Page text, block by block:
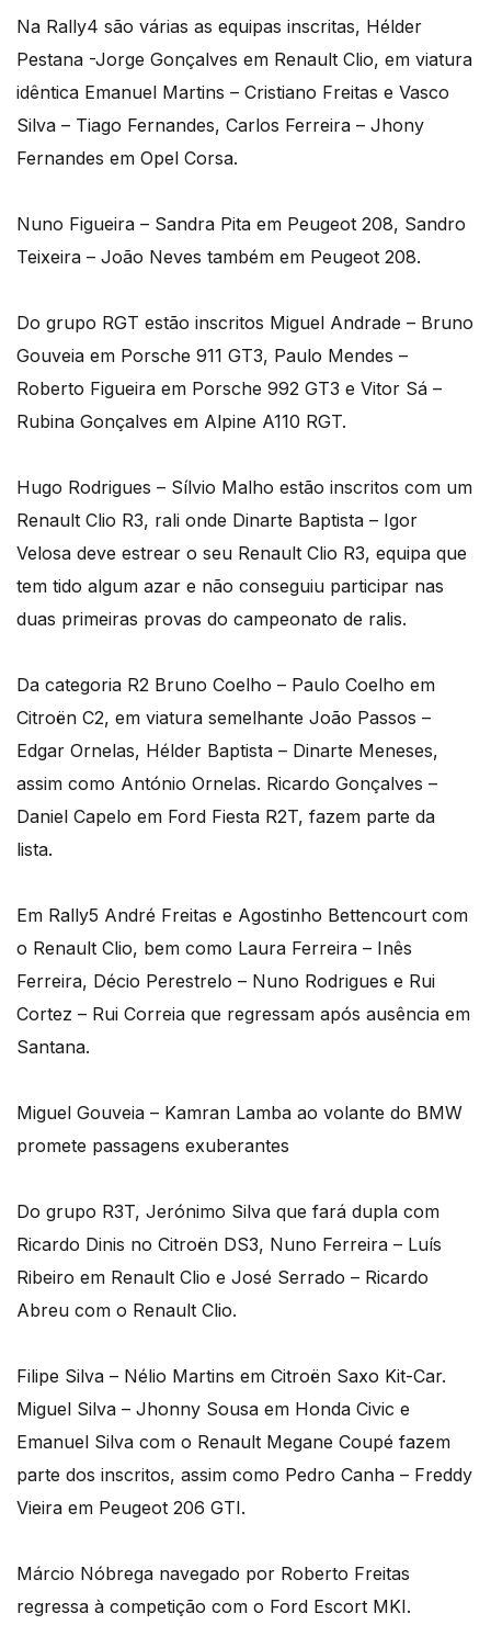
Na Rally4 são várias as equipas inscritas, Hélder
Pestana -Jorge Gonçalves em Renault Clio, em viatura
idêntica Emanuel Martins – Cristiano Freitas e Vasco
Silva – Tiago Fernandes, Carlos Ferreira – Jhony
Fernandes em Opel Corsa.
Nuno Figueira – Sandra Pita em Peugeot 208, Sandro
Teixeira – João Neves também em Peugeot 208.
Do grupo RGT estão inscritos Miguel Andrade – Bruno
Gouveia em Porsche 911 GT3, Paulo Mendes –
Roberto Figueira em Porsche 992 GT3 e Vitor Sá –
Rubina Gonçalves em Alpine A110 RGT.
Hugo Rodrigues – Sílvio Malho estão inscritos com um
Renault Clio R3, rali onde Dinarte Baptista – Igor
Velosa deve estrear o seu Renault Clio R3, equipa que
tem tido algum azar e não conseguiu participar nas
duas primeiras provas do campeonato de ralis.
Da categoria R2 Bruno Coelho – Paulo Coelho em
Citroën C2, em viatura semelhante João Passos –
Edgar Ornelas, Hélder Baptista – Dinarte Meneses,
assim como António Ornelas. Ricardo Gonçalves –
Daniel Capelo em Ford Fiesta R2T, fazem parte da
lista.
Em Rally5 André Freitas e Agostinho Bettencourt com
o Renault Clio, bem como Laura Ferreira – Inês
Ferreira, Décio Perestrelo – Nuno Rodrigues e Rui
Cortez – Rui Correia que regressam após ausência em
Santana.
Miguel Gouveia – Kamran Lamba ao volante do BMW
promete passagens exuberantes
Do grupo R3T, Jerónimo Silva que fará dupla com
Ricardo Dinis no Citroën DS3, Nuno Ferreira – Luís
Ribeiro em Renault Clio e José Serrado – Ricardo
Abreu com o Renault Clio.
Filipe Silva – Nélio Martins em Citroën Saxo Kit-Car.
Miguel Silva – Jhonny Sousa em Honda Civic e
Emanuel Silva com o Renault Megane Coupé fazem
parte dos inscritos, assim como Pedro Canha – Freddy
Vieira em Peugeot 206 GTI.
Márcio Nóbrega navegado por Roberto Freitas
regressa à competição com o Ford Escort MKI.